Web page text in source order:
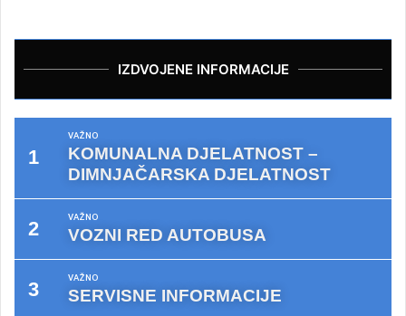
IZDVOJENE INFORMACIJE
VAŽNO
KOMUNALNA DJELATNOST –
DIMNJAČARSKA DJELATNOST
VAŽNO
VOZNI RED AUTOBUSA
VAŽNO
SERVISNE INFORMACIJE